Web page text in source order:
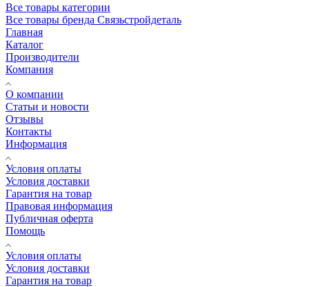
Все товары категории
Все товары бренда Связьстройдеталь
Главная
Каталог
Производители
Компания
О компании
Статьи и новости
Отзывы
Контакты
Информация
Условия оплаты
Условия доставки
Гарантия на товар
Правовая информация
Публичная оферта
Помощь
Условия оплаты
Условия доставки
Гарантия на товар